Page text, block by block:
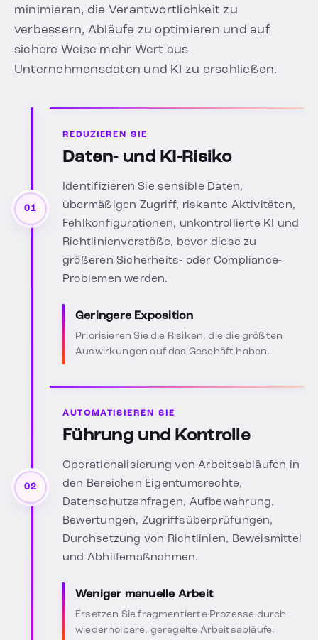
minimieren, die Verantwortlichkeit zu
verbessern, Abläufe zu optimieren und auf
sichere Weise mehr Wert aus
Unternehmensdaten und KI zu erschließen.
01
REDUZIEREN SIE
Daten- und KI-Risiko
Identifizieren Sie sensible Daten,
übermäßigen Zugriff, riskante Aktivitäten,
Fehlkonfigurationen, unkontrollierte KI und
Richtlinienverstöße, bevor diese zu
größeren Sicherheits- oder Compliance-
Problemen werden.
Geringere Exposition
Priorisieren Sie die Risiken, die die größten
Auswirkungen auf das Geschäft haben.
02
AUTOMATISIEREN SIE
Führung und Kontrolle
Operationalisierung von Arbeitsabläufen in
den Bereichen Eigentumsrechte,
Datenschutzanfragen, Aufbewahrung,
Bewertungen, Zugriffsüberprüfungen,
Durchsetzung von Richtlinien, Beweismittel
und Abhilfemaßnahmen.
Weniger manuelle Arbeit
Ersetzen Sie fragmentierte Prozesse durch
wiederholbare, geregelte Arbeitsabläufe.